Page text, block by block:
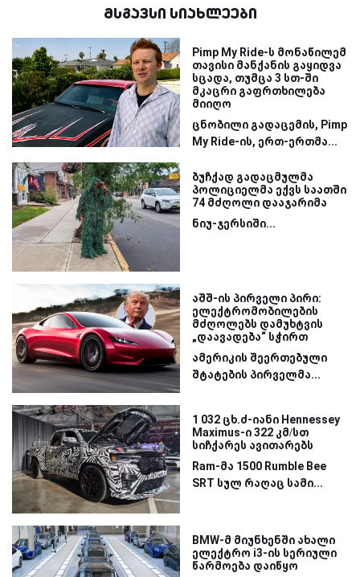
მსგავსი სიახლეები
Pimp My Ride-ს მონაწილემ
თავისი მანქანის გაყიდვა
სცადა, თუმცა 3 სთ-ში
მკაცრი გაფრთხილება
მიიღო
ცნობილი გადაცემის, Pimp
My Ride-ის, ერთ-ერთმა...
ბუჩქად გადაცმულმა
პოლიციელმა ექვს საათში
74 მძღოლი დააჯარიმა
ნიუ-ჯერსიში...
აშშ-ის პირველი პირი:
ელექტრომობილების
მძღოლებს დამუხტვის
„დაავადება“ სჭირთ
ამერიკის შეერთებული
შტატების პირველმა...
1 032 ცხ.ძ-იანი Hennessey
Maximus-ი 322 კმ/სთ
სიჩქარეს ავითარებს
Ram-მა 1500 Rumble Bee
SRT სულ რაღაც სამი...
BMW-მ მიუნხენში ახალი
ელექტრო i3-ის სერიული
წარმოება დაიწყო